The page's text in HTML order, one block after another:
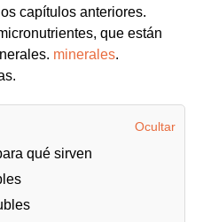
capítulos anteriores.
que están
minerales.
Ocultar
qué sirven